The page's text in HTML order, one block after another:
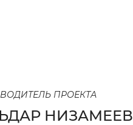
ПРОЕКТА
НИЗАМЕЕВ